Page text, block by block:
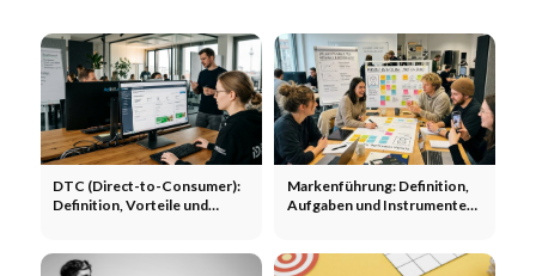
DTC (Direct-to-Consumer):
Definition, Vorteile und
Markenführung: Definition,
Aufgaben und Instrumente